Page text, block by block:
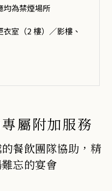
均為禁煙場所
室（2 樓）／影樓、
屬附加服務
餐飲團隊協助，精
忘的宴會